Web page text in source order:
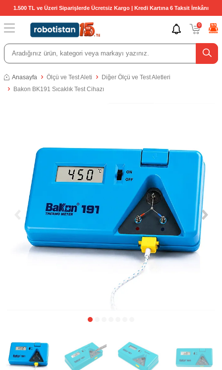
1.500 TL ve Üzeri Siparişlerde Ücretsiz Kargo | Kredi Kartına 6 Taksit İmkânı
0
Anasayfa Ölçü ve Test Aleti
Diğer Ölçü ve Test Aletleri
Bakon BK191 Sıcaklık Test Cihazı